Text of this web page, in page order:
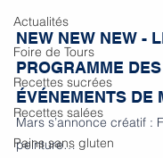
Actualités
Foire de Tours
Recettes sucrées
Recettes salées
Pains sans gluten
NEW NEW NEW -
PROGRAMME DES
ÉVÉNEMENTS DE
Mars s’annonce créatif :
peinture…